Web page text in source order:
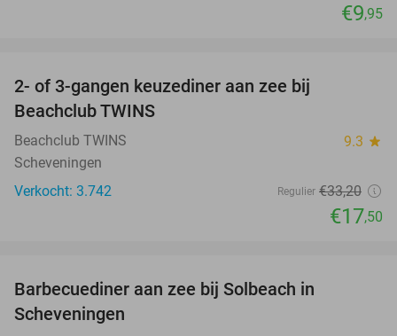
€9,95
2- of 3-gangen keuzediner aan zee bij
Beachclub TWINS
Beachclub TWINS 9.3 star
Scheveningen
Verkocht: 3.742
Regulier €33,20
€17,50
Barbecuediner aan zee bij Solbeach in
Scheveningen